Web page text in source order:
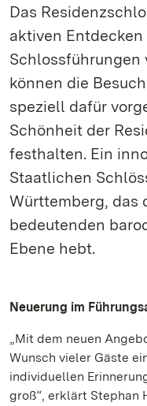
Das
aktiven Entdecken
Schlossführungen
können die
speziell dafür
Schönheit der
festhalten. Ein
Staatlichen
Württemberg, das
bedeutenden
Ebene hebt.
Neuerung im
„Mit dem neuen
Wunsch vieler Gäste
individuellen
groß“, erklärt Stephan